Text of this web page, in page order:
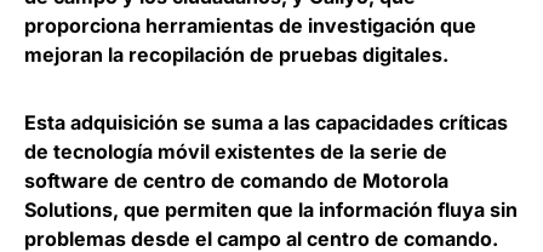
proporciona herramientas de investigación que
mejoran la recopilación de pruebas digitales.
Esta adquisición se suma a las capacidades críticas
de tecnología móvil existentes de la serie de
software de centro de comando de Motorola
Solutions, que permiten que la información fluya sin
problemas desde el campo al centro de comando.